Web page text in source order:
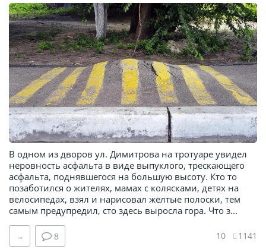
В одном из дворов ул. Димитрова на тротуаре увидел
неровность асфальта в виде выпуклого, трескающего
асфальта, поднявшегося на большую высоту. Кто то
позаботился о жителях, мамах с колясками, детях на
велосипедах, взял и нарисовал жёлтые полоски, тем
самым предупредил, сто здесь выросла гора. Что з...
→ 8 10 1141